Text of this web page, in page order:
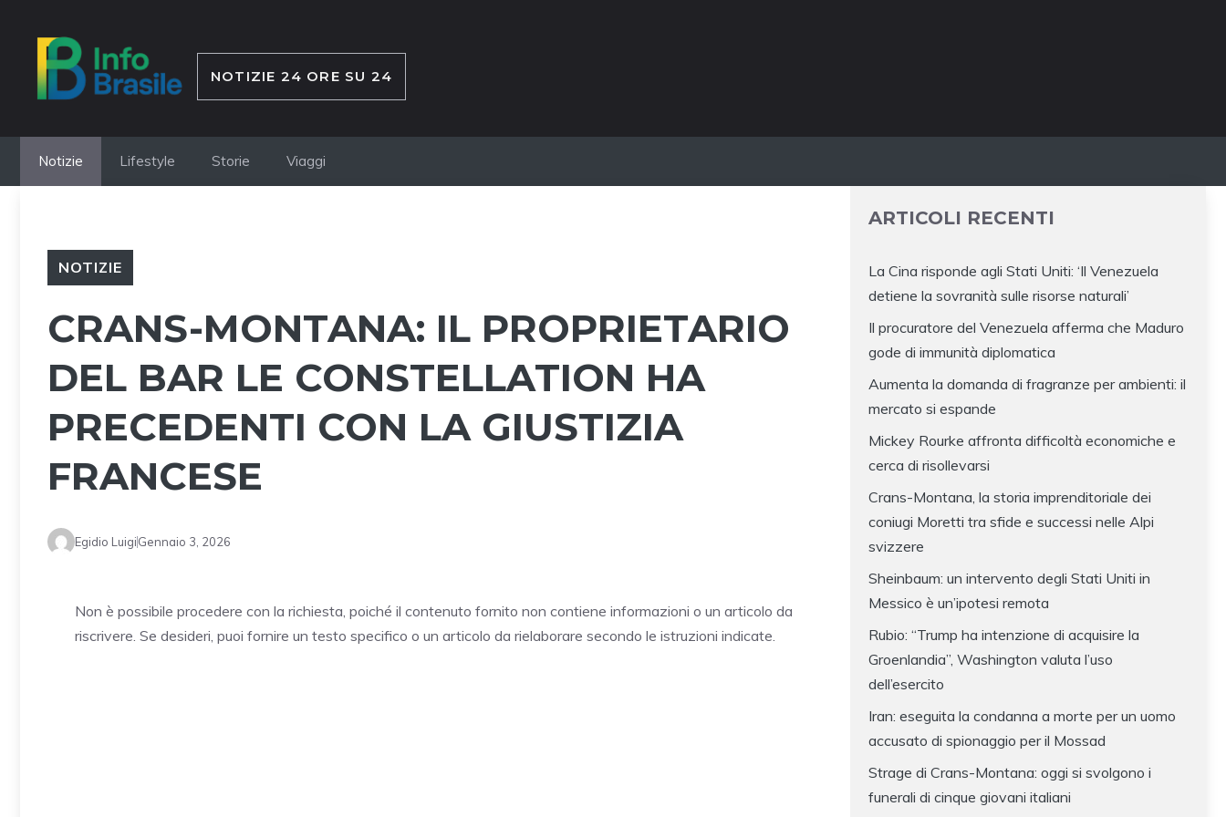
contenuto
NOTIZIE 24 ORE SU 24
Notizie Lifestyle Storie Viaggi
NOTIZIE
CRANS-MONTANA: IL PROPRIETARIO
DEL BAR LE CONSTELLATION HA
PRECEDENTI CON LA GIUSTIZIA
FRANCESE
Egidio LuigiGennaio 3, 2026
Non è possibile procedere con la richiesta, poiché il contenuto fornito non contiene informazioni o un articolo da
riscrivere. Se desideri, puoi fornire un testo specifico o un articolo da rielaborare secondo le istruzioni indicate.
ARTICOLI RECENTI
La Cina risponde agli Stati Uniti: ‘Il Venezuela
detiene la sovranità sulle risorse naturali’
Il procuratore del Venezuela afferma che Maduro
gode di immunità diplomatica
Aumenta la domanda di fragranze per ambienti: il
mercato si espande
Mickey Rourke affronta difficoltà economiche e
cerca di risollevarsi
Crans-Montana, la storia imprenditoriale dei
coniugi Moretti tra sfide e successi nelle Alpi
svizzere
Sheinbaum: un intervento degli Stati Uniti in
Messico è un’ipotesi remota
Rubio: “Trump ha intenzione di acquisire la
Groenlandia”, Washington valuta l’uso
dell’esercito
Iran: eseguita la condanna a morte per un uomo
accusato di spionaggio per il Mossad
Strage di Crans-Montana: oggi si svolgono i
funerali di cinque giovani italiani